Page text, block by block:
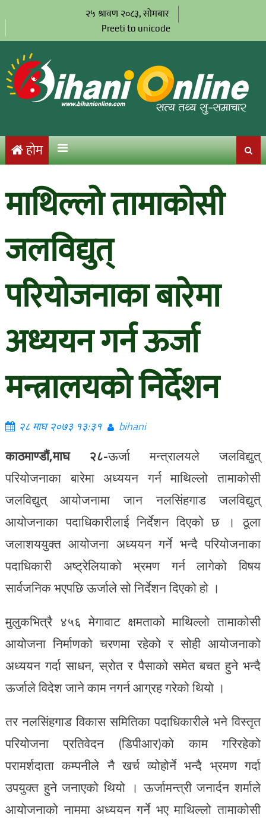
२५ श्रावण २०८३, सोमबार
Preeti to unicode
होम
माथिल्लो तामाकोसी
जलविद्युत्
परियोजनाका बारेमा
अध्ययन गर्न ऊर्जा
मन्त्रालयको निर्देशन
२८ माघ २०७३ १३:३१ bihani
काठमाण्डौं,माघ २८-ऊर्जा मन्त्रालयले जलविद्युत्
परियोजनाका बारेमा अध्ययन गर्न माथिल्लो तामाकोसी
जलविद्युत् आयोजनामा जान नलसिंहगाड जलविद्युत्
आयोजनाका पदाधिकारीलाई निर्देशन दिएको छ । ठूला
जलाशययुक्त आयोजना अध्ययन गर्ने भन्दै परियोजनाका
पदाधिकारी अष्ट्रेलियाको भ्रमण गर्न लागेको विषय
सार्वजनिक भएपछि ऊर्जाले सो निर्देशन दिएको हो ।
मुलुकभित्रै ४५६ मेगावाट क्षमताको माथिल्लो तामाकोसी
आयोजना निर्माणको चरणमा रहेको र सोही आयोजनाको
अध्ययन गर्दा साधन, स्रोत र पैसाको समेत बचत हुने भन्दै
ऊर्जाले विदेश जाने काम नगर्न आग्रह गरेको थियो ।
तर नलसिंहगाड विकास समितिका पदाधिकारीले भने विस्तृत
परियोजना प्रतिवेदन (डिपीआर)को काम गरिरहेको
परामर्शदाता कम्पनीले नै खर्च व्योहोर्ने भन्दै भ्रमण गर्दा
उपयुक्त हुने जनाएको थियो । ऊर्जामन्त्री जनार्दन शर्माले
आयोजनाको नाममा अध्ययन गर्ने भए माथिल्लो तामाकोसी